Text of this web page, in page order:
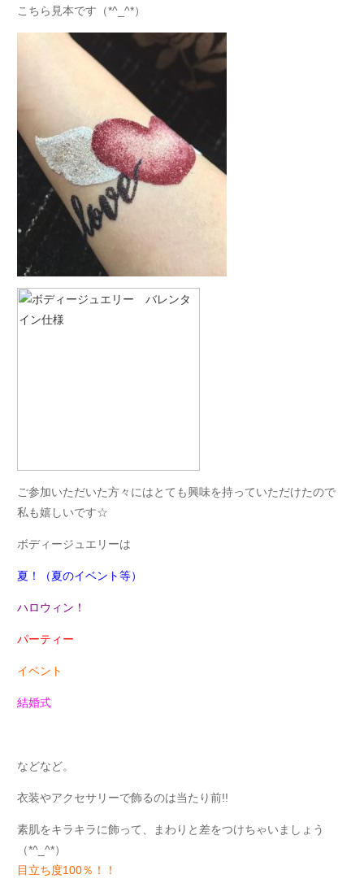
こちら見本です（*^_^*）
ご参加いただいた方々にはとても興味を持っていただけたので
私も嬉しいです☆
ボディージュエリーは
夏！（夏のイベント等）
ハロウィン！
パーティー
イベント
結婚式
などなど。
衣装やアクセサリーで飾るのは当たり前!!
素肌をキラキラに飾って、まわりと差をつけちゃいましょう
（*^_^*）
目立ち度100％！！